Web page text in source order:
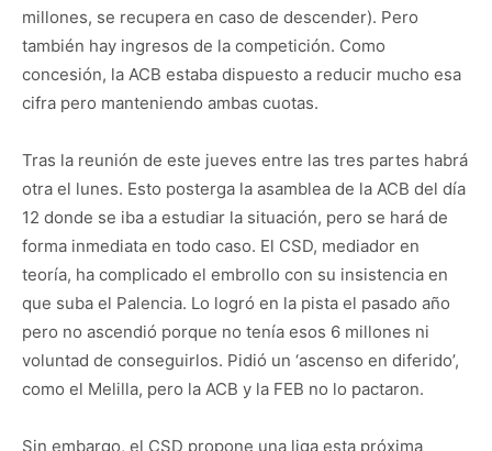
millones, se recupera en caso de descender). Pero
también hay ingresos de la competición. Como
concesión, la ACB estaba dispuesto a reducir mucho esa
cifra pero manteniendo ambas cuotas.
Tras la reunión de este jueves entre las tres partes habrá
otra el lunes. Esto posterga la asamblea de la ACB del día
12 donde se iba a estudiar la situación, pero se hará de
forma inmediata en todo caso. El CSD, mediador en
teoría, ha complicado el embrollo con su insistencia en
que suba el Palencia. Lo logró en la pista el pasado año
pero no ascendió porque no tenía esos 6 millones ni
voluntad de conseguirlos. Pidió un ‘ascenso en diferido’,
como el Melilla, pero la ACB y la FEB no lo pactaron.
Sin embargo, el CSD propone una liga esta próxima